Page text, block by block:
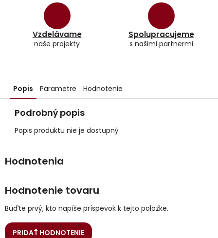
Vzdelávame
naše projekty
Spolupracujeme
s našimi partnermi
Popis Parametre Hodnotenie
Podrobný popis
Popis produktu nie je dostupný
Hodnotenie tovaru
Buďte prvý, kto napíše príspevok k tejto položke.
PRIDAŤ HODNOTENIE